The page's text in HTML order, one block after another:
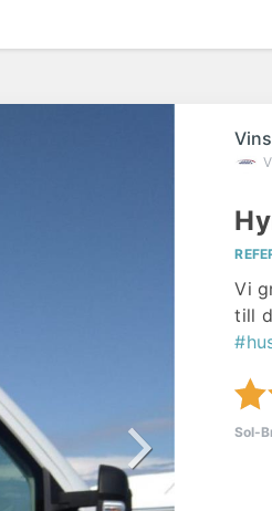
Vi
till
Sol-